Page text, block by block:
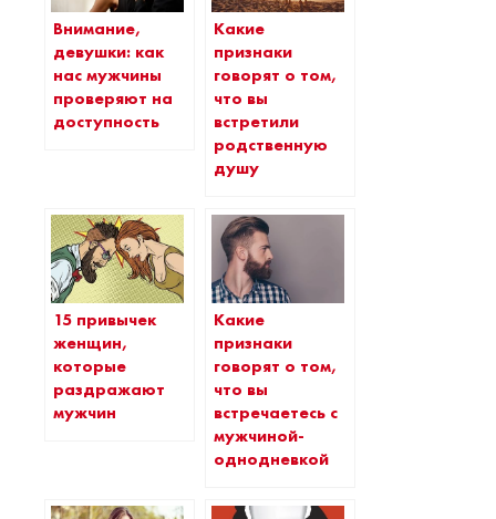
Внимание,
девушки: как
нас мужчины
проверяют на
доступность
Какие
признаки
говорят о том,
что вы
встретили
родственную
душу
15 привычек
женщин,
которые
раздражают
мужчин
Какие
признаки
говорят о том,
что вы
встречаетесь с
мужчиной-
однодневкой